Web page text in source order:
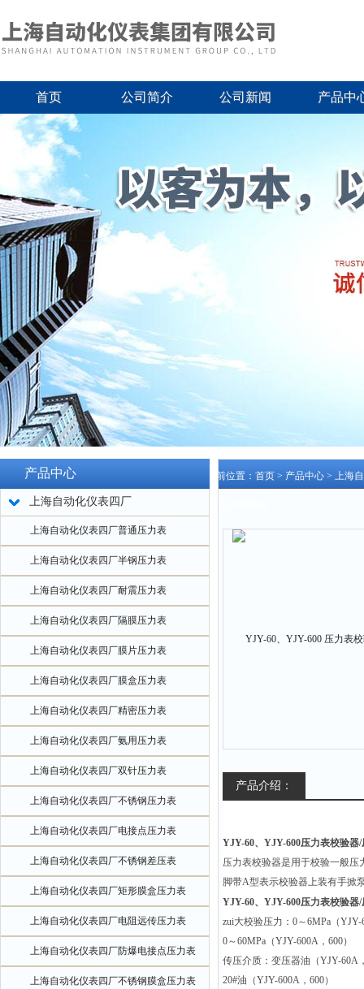
首页 公司简介 公司新闻 产品中
产品中心
上海自动化仪表四厂
上海自动化仪表四厂普通压力表
上海自动化仪表四厂半钢压力表
上海自动化仪表四厂耐震压力表
上海自动化仪表四厂隔膜压力表
上海自动化仪表四厂膜片压力表
上海自动化仪表四厂膜盒压力表
上海自动化仪表四厂精密压力表
上海自动化仪表四厂氨用压力表
上海自动化仪表四厂双针压力表
上海自动化仪表四厂不锈钢压力表
上海自动化仪表四厂电接点压力表
上海自动化仪表四厂不锈钢差压表
上海自动化仪表四厂矩形膜盒压力表
上海自动化仪表四厂电阻远传压力表
上海自动化仪表四厂防爆电接点压力表
上海自动化仪表四厂不锈钢膜盒压力表
当前位置： 首页 > 产品中心 > 上海
产品介绍：
YJY-60、YJY-600压力表校验器
压力表校验器是用于校验一般压
脚带A型表示校验器上装有手掀
YJY-60、YJY-600压力表校验器
zui大校验压力： 0～6MPa （YJY-
0～60MPa （YJY-600A ， 600）
传压介质：变压器油（YJY-60A
20#油（YJY-600A ， 600）